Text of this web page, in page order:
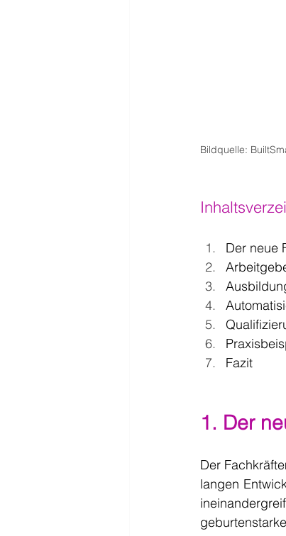
Bildquelle:
Der neue
Fazit
1. Der
Der
langen